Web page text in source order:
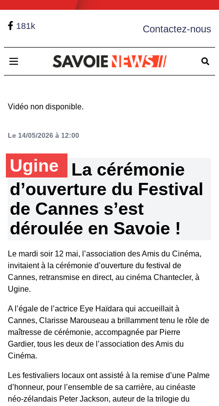
181k Contactez-nous
Open main menu
Vidéo non disponible.
Le 14/05/2026 à 12:00
Ugine
La cérémonie
d’ouverture du Festival
de Cannes s’est
déroulée en Savoie !
Le mardi soir 12 mai, l’association des Amis du Cinéma,
invitaient à la cérémonie d’ouverture du festival de
Cannes, retransmise en direct, au cinéma Chantecler, à
Ugine.
A l’égale de l’actrice Eye Haïdara qui accueillait à
Cannes, Clarisse Marouseau a brillamment tenu le rôle de
maîtresse de cérémonie, accompagnée par Pierre
Gardier, tous les deux de l’association des Amis du
Cinéma.
Les festivaliers locaux ont assisté à la remise d’une Palme
d’honneur, pour l’ensemble de sa carrière, au cinéaste
néo-zélandais Peter Jackson, auteur de la trilogie du